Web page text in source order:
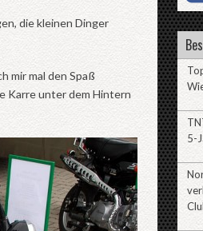
die kleinen Dinger
mir mal den Spaß
Karre unter dem Hintern
5-